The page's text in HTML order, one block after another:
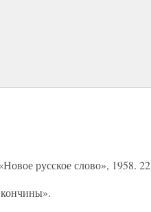
русское слово», 1958.